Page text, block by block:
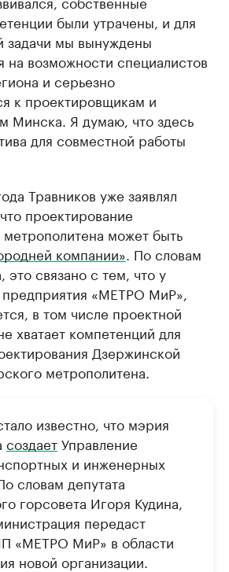
были утрачены, и для
задачи мы вынуждены
на возможности специалистов
и серьезно
к проектировщикам и
Минска. Я думаю, что здесь
для совместной работы
Травников уже заявлял
проектирование
может быть
компании» . По словам
это связано с тем, что у
предприятия «МЕТРО МиР»,
в том числе проектной
хватает компетенций для
Дзержинской
метрополитена.
известно, что мэрия
создаетУправление
и инженерных
словам депутата
горсовета Игоря Кудина,
передаст
«МЕТРО МиР» в области
новой организации.